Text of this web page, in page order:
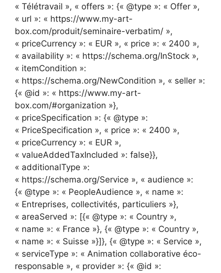
« Télétravail », « offers »: {« @type »: « Offer »,
« url »: « https://www.my-art-
box.com/produit/seminaire-verbatim/ »,
« priceCurrency »: « EUR », « price »: « 2400 »,
« availability »: « https://schema.org/InStock »,
« itemCondition »:
« https://schema.org/NewCondition », « seller »:
{« @id »: « https://www.my-art-
box.com/#organization »},
« priceSpecification »: {« @type »:
« PriceSpecification », « price »: « 2400 »,
« priceCurrency »: « EUR »,
« valueAddedTaxIncluded »: false}},
« additionalType »:
« https://schema.org/Service », « audience »:
{« @type »: « PeopleAudience », « name »:
« Entreprises, collectivités, particuliers »},
« areaServed »: [{« @type »: « Country »,
« name »: « France »}, {« @type »: « Country »,
« name »: « Suisse »}]}, {« @type »: « Service »,
« serviceType »: « Animation collaborative éco-
responsable », « provider »: {« @id »: